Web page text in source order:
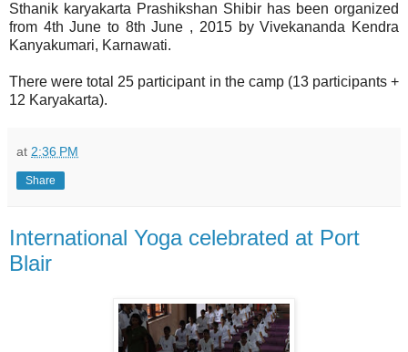
Sthanik karyakarta Prashikshan Shibir has been organized
from 4th June to 8th June , 2015 by Vivekananda Kendra
Kanyakumari, Karnawati.
There were total 25 participant in the camp (13 participants +
12 Karyakarta).
at 2:36 PM
Share
International Yoga celebrated at Port
Blair